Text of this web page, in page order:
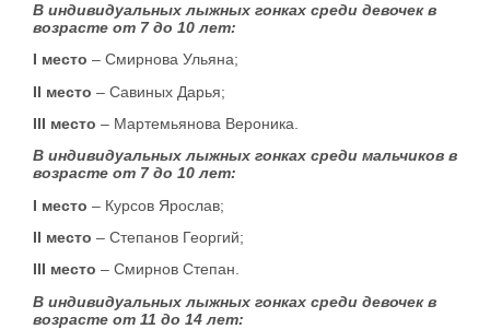
В индивидуальных лыжных гонках среди девочек в
возрасте от 7 до 10 лет:
I место – Смирнова Ульяна;
II место – Савиных Дарья;
III место – Мартемьянова Вероника.
В индивидуальных лыжных гонках среди мальчиков в
возрасте от 7 до 10 лет:
I место – Курсов Ярослав;
II место – Степанов Георгий;
III место – Смирнов Степан.
В индивидуальных лыжных гонках среди девочек в
возрасте от 11 до 14 лет: